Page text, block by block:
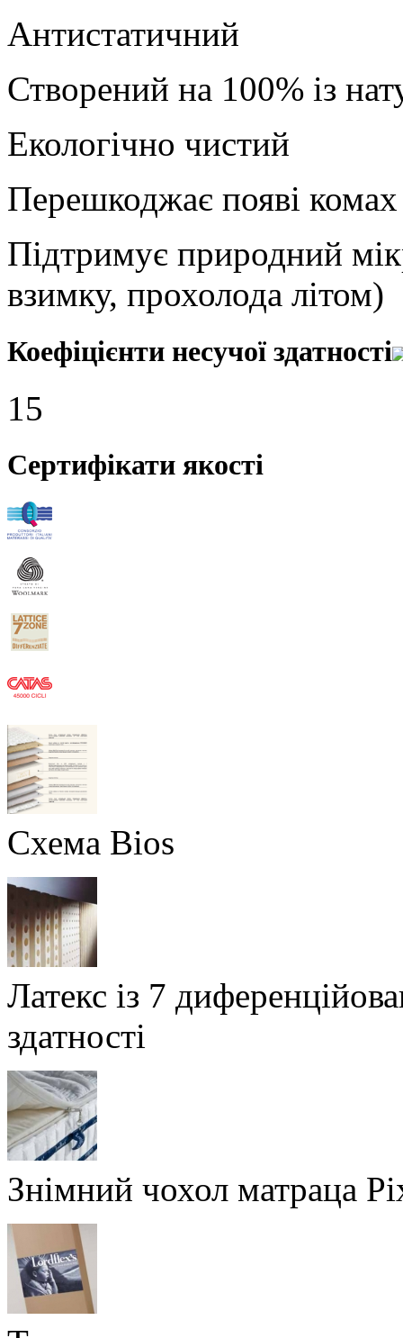
Антистатичний
Створений на 100% із
Екологічно чистий
Перешкоджає появі комах
Підтримує природний
взимку, прохолода літом)
Коефіцієнти несучої здатності
15
Сертифікати якості
Схема Bios
Латекс із 7
здатності
Знімний чохол матраца